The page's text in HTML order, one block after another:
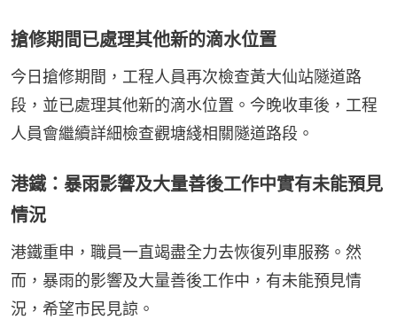
搶修期間已處理其他新的滴水位置
今日搶修期間，工程人員再次檢查黃大仙站隧道路
段，並已處理其他新的滴水位置。今晚收車後，工程
人員會繼續詳細檢查觀塘綫相關隧道路段。
港鐵：暴雨影響及大量善後工作中實有未能預見
情況
港鐵重申，職員一直竭盡全力去恢復列車服務。然
而，暴雨的影響及大量善後工作中，有未能預見情
況，希望市民見諒。